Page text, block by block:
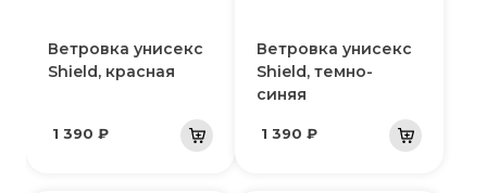
Ветровка унисекс
Shield, красная
1 390 ₽
Ветровка унисекс
Shield, темно-
синяя
1 390 ₽